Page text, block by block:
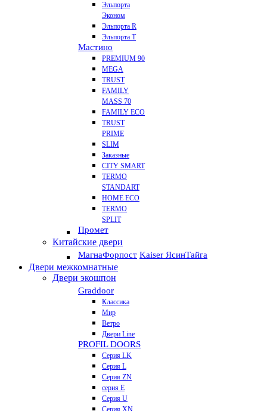
Эльпорта
Эконом
Эльпорта R
Эльпорта Т
Мастино
PREMIUM 90
MEGA
TRUST
FAMILY
MASS 70
FAMILY ECO
TRUST
PRIME
SLIM
Заказные
CITY SMART
TERMO
STANDART
HOME ECO
ТЕRМО
SPLIT
Промет
Китайские двери
МагнаФорпост Kaiser ЯсинТайга
Двери межкомнатные
Двери экошпон
Graddoor
Классика
Мир
Ветро
Двери Line
PROFIL DOORS
Серия LK
Серия L
Серия ZN
серия E
Серия U
Серия XN